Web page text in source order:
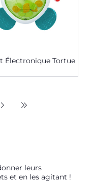
Électronique Tortue
leurs
et en les agitant !